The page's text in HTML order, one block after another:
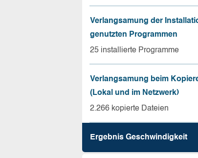
Verlangsamung der
genutzten Programmen
25 installierte Programme
Verlangsamung beim
(Lokal und im Netzwerk)
2.266 kopierte Dateien
Ergebnis Geschw­indigkeit